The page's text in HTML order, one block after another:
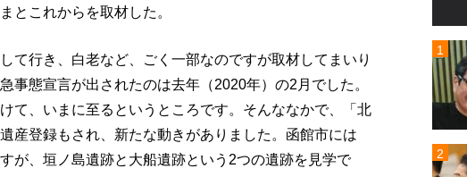
とこれからを取材した。
て行き、白老など、ごく一部なのですが取材してまいり
事態宣言が出されたのは去年（2020年）の2月でした。
て、いまに至るというところです。そんななかで、「北
産登録もされ、新たな動きがありました。函館市には
が、垣ノ島遺跡と大船遺跡という2つの遺跡を見学で